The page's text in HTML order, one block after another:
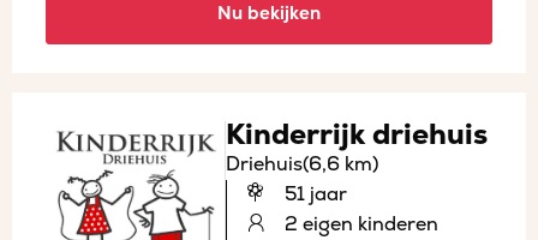
Nu bekijken
Kinderrijk driehuis
Driehuis(6,6 km)
51 jaar
2 eigen kinderen